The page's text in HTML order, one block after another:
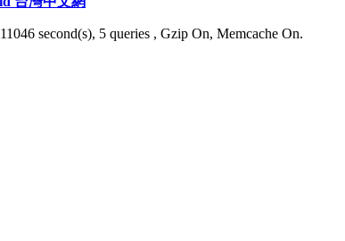
second(s), 5 queries , Gzip On, Memcache On.